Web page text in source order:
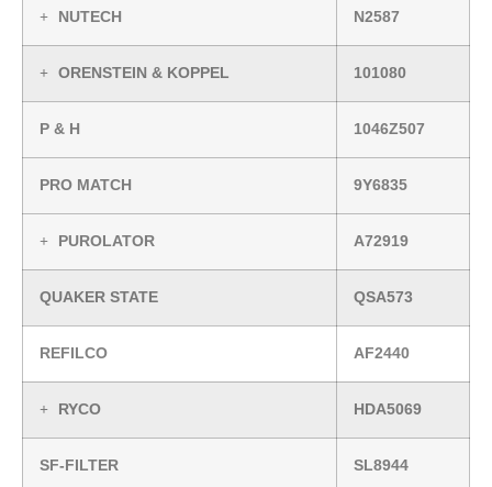
NUTECH N2587
ORENSTEIN & KOPPEL 101080
P & H 1046Z507
PRO MATCH 9Y6835
PUROLATOR A72919
QUAKER STATE QSA573
REFILCO AF2440
RYCO HDA5069
SF-FILTER SL8944